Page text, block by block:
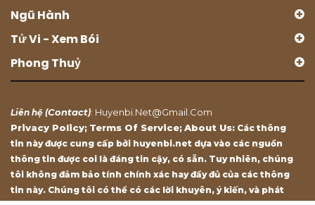
Ngũ Hành
Tử Vi - Xem Bói
Phong Thuỷ
Liên hệ (Contact): Huyenbi.net@gmail.com
Privacy Policy; Terms Of Service; About Us: Các thông
tin này được cung cấp bởi huyenbi.net dựa vào các nguồn
thông tin được coi là đáng tin cậy, có sẵn. Tuy nhiên, chúng
tôi không đảm bảo tính chính xác hay đầy đủ của các thông
tin này. Chúng tôi có thể có các lời khuyên, ý kiến, và phát